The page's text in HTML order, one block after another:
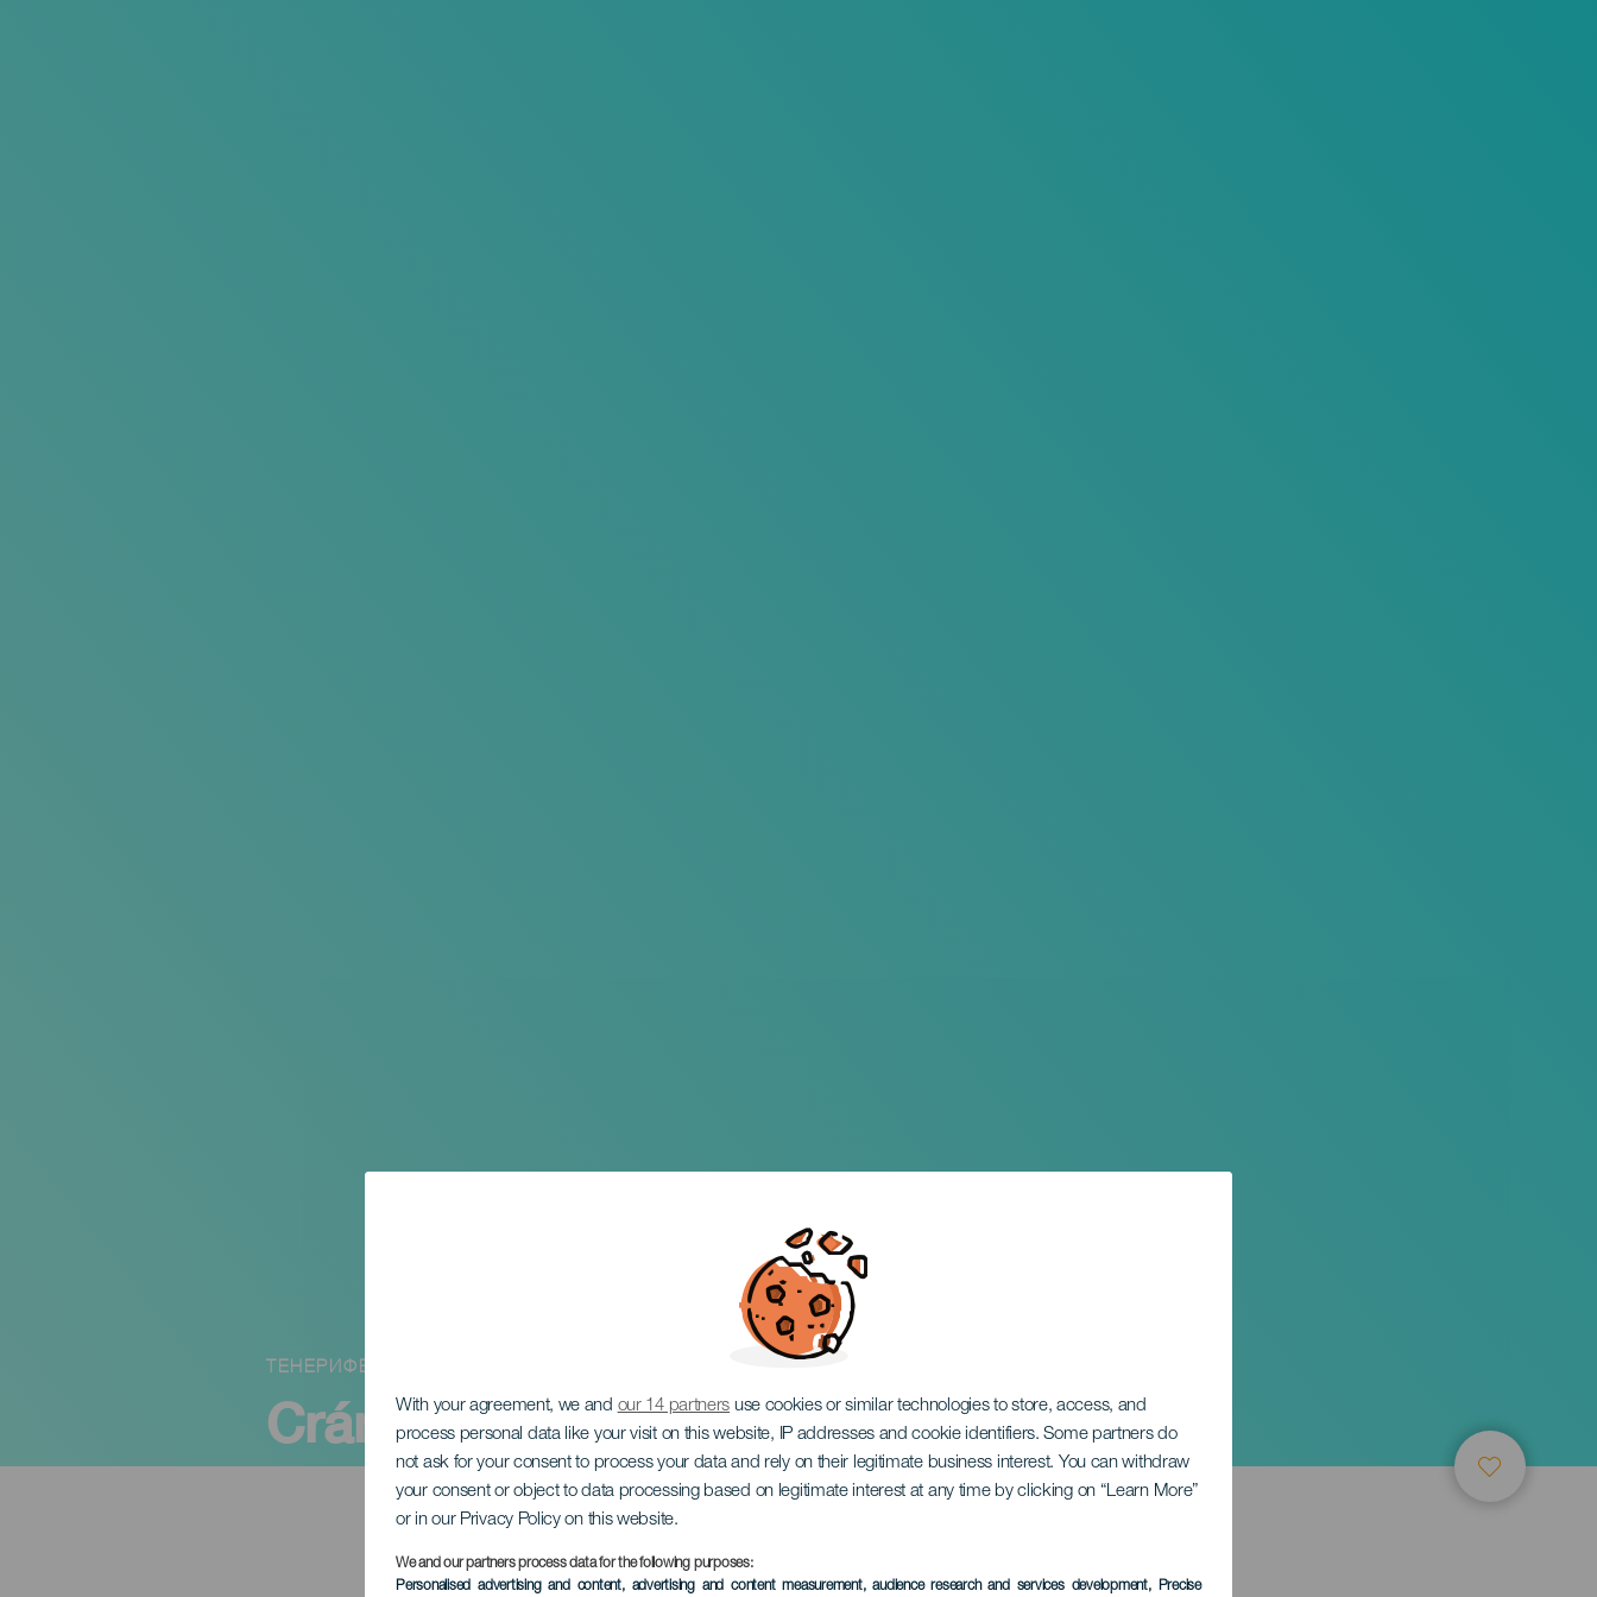
With your agreement, we and our 14 partners use cookies or similar technologies to store, access, and
process personal data like your visit on this website, IP addresses and cookie identifiers. Some partners do
not ask for your consent to process your data and rely on their legitimate business interest. You can withdraw
your consent or object to data processing based on legitimate interest at any time by clicking on “Learn More”
or in our Privacy Policy on this website.
We and our partners process data for the following purposes:
Personalised advertising and content, advertising and content measurement, audience research and services development, Precise
Cráneo y Bejo: El Tobogán Tour
ТЕНЕРИФЕ
ПРОШЕДШЕЕ МЕРОПРИЯТИЕ